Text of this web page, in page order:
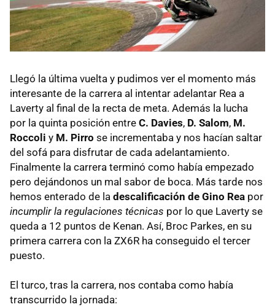
Llegó la última vuelta y pudimos ver el momento más
interesante de la carrera al intentar adelantar Rea a
Laverty al final de la recta de meta. Además la lucha
por la quinta posición entre C. Davies, D. Salom, M.
Roccoli y M. Pirro se incrementaba y nos hacían saltar
del sofá para disfrutar de cada adelantamiento.
Finalmente la carrera terminó como había empezado
pero dejándonos un mal sabor de boca. Más tarde nos
hemos enterado de la descalificación de Gino Rea por
incumplir la regulaciones técnicas por lo que Laverty se
queda a 12 puntos de Kenan. Así, Broc Parkes, en su
primera carrera con la ZX6R ha conseguido el tercer
puesto.
El turco, tras la carrera, nos contaba como había
transcurrido la jornada: